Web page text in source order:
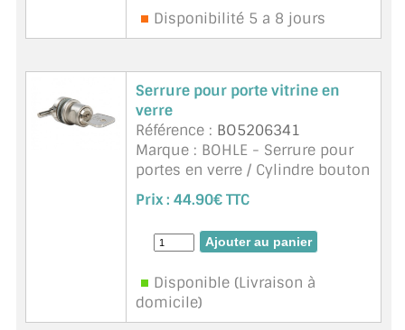
VERRE FEUILLETÉ
VERRE ANTI-REFLET
VERRE LAQUÉ/CRÉDENCE
VERRE FEUILLETÉ/TREMPÉ
DALLE DE SOL EN VERRE
GARDE CORPS EN VERRE
VERRIÈRE TYPE ATELIER
Disponibilité 5 a 8 jours
Serrure pour porte vitrine en
verre
Référence : BO5206341
Marque : BOHLE - Serrure pour
portes en verre / Cylindre bouton
6 mm. Perçage dans le verre
20mm. Matériau : Zinc. Finition
Nickel mat.
Prix : 44.90€ TTC
Disponible (Livraison à
domicile)